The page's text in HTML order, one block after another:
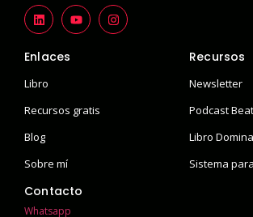
Enlaces
Libro
Recursos gratis
Blog
Sobre mí
Recursos
Newsletter
Podcast
Libro
Sistema
Contacto
Whatsapp